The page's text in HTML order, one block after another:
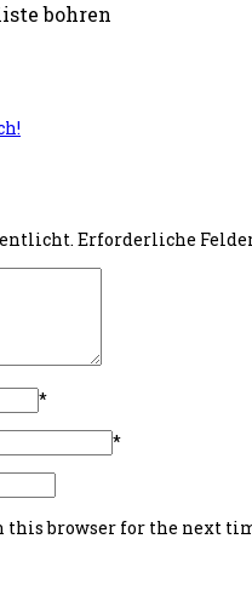
bohren
Erforderliche
*
*
this browser for the next